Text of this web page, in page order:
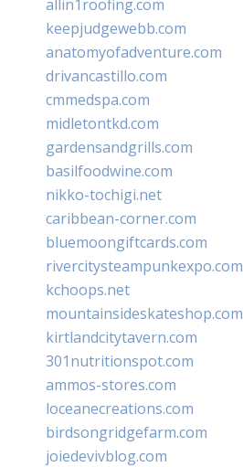
allin1roofing.com
keepjudgewebb.com
anatomyofadventure.com
drivancastillo.com
cmmedspa.com
midletontkd.com
gardensandgrills.com
basilfoodwine.com
nikko-tochigi.net
caribbean-corner.com
bluemoongiftcards.com
rivercitysteampunkexpo.com
kchoops.net
mountainsideskateshop.com
kirtlandcitytavern.com
301nutritionspot.com
ammos-stores.com
loceanecreations.com
birdsongridgefarm.com
joiedevivblog.com